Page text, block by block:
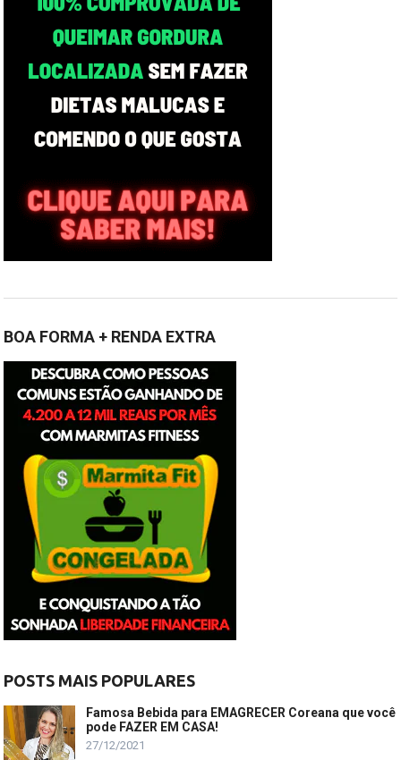
BOA FORMA + RENDA EXTRA
POSTS MAIS POPULARES
Famosa Bebida para EMAGRECER Coreana que você
pode FAZER EM CASA!
27/12/2021